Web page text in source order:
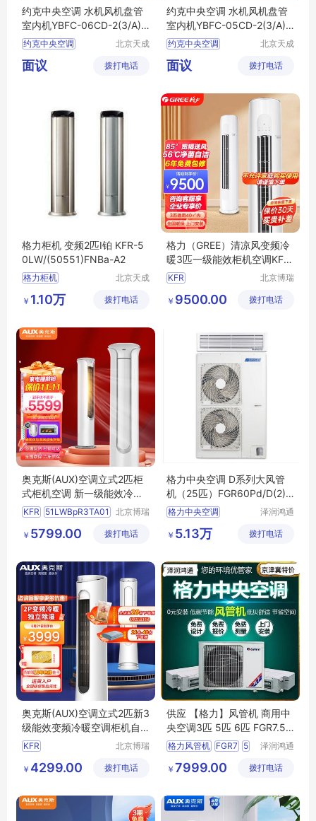
约克中央空调 水机风机盘管
室内机YBFC-06CD-2(3/A)-
S(H/U)
约克中央空调
水机风盘
北京天成
设备有限
面议 拨打电话
约克中央空调 水机风机盘管
室内机YBFC-05CD-2(3/A)-
S(H/U)
约克中央空调
水机风盘
北京天成
设备有限
面议 拨打电话
格力柜机 变频2匹I铂 KFR-5
0LW/(50551)FNBa-A2
格力柜机
北京天成
设备有限
￥ 1.10万 拨打电话
格力（GREE）清凉风变频冷
暖3匹一级能效柜机空调KFR-
72LW/(72542)FNhAa-B1JY
01【企业采购】
KFR
B1JY01
北京博瑞
工程有限
￥ 9500.00 拨打电话
奥克斯(AUX)空调立式2匹柜
式柜机空调 新一级能效冷暖K
FR-51LW/BpR3TA01(B1)
（标准安装）企业采购
KFR
51LWBpR3TA01
北京博瑞
工程有限
￥ 5799.00 拨打电话
格力中央空调 D系列大风管
机（25匹）FGR60Pd/D(2)N
a格力中央空调
D
2 Na 大风管机
泽润鸿通
商贸有限
￥ 5.13万 拨打电话
奥克斯(AUX)空调立式2匹新3
级能效变频冷暖空调柜机自
清洁独立除湿 KFR-51LW/Bp
R3CYA700(B3)【银
KFR
B3
北京博瑞
工程有限
￥ 4299.00 拨打电话
供应 【格力】风管机 商用中
央空调3匹 5匹 6匹 FGR7.5/
d-n3
格力风管机 FGR7
5
N3 FGR14
泽润鸿通
商贸有限
￥ 7999.00 拨打电话